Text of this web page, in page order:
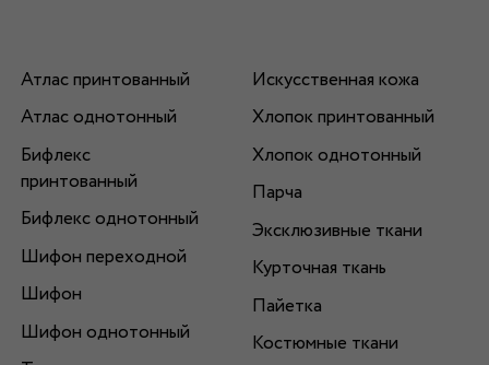
Атлас принтованный
Атлас однотонный
Бифлекс
принтованный
Бифлекс однотонный
Шифон переходной
Шифон
Шифон однотонный
Искусственная кожа
Хлопок принтованный
Хлопок однотонный
Парча
Эксклюзивные ткани
Курточная ткань
Пайетка
Костюмные ткани